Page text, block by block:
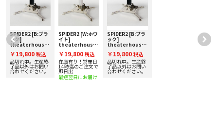
SPIDER2 [B:ブラ
ック]
theaterhouse
ス] プロジェク
ター汎用金具
￥19,800 税込
品切れ中。生産終
了品以外はお問い
合わせください。
SPIDER2 [W:ホワ
イト]
theaterhouse
ス] プロジェク
ター汎用金具
￥19,800 税込
在庫有り！営業日
14時迄のご注文で
即日出
最短翌日にお届け
SPIDER2 [B:ブラ
ック]
theaterhouse
ス] プロジェク
ター汎用金具
￥19,800 税込
品切れ中。生産終
了品以外はお問い
合わせください。